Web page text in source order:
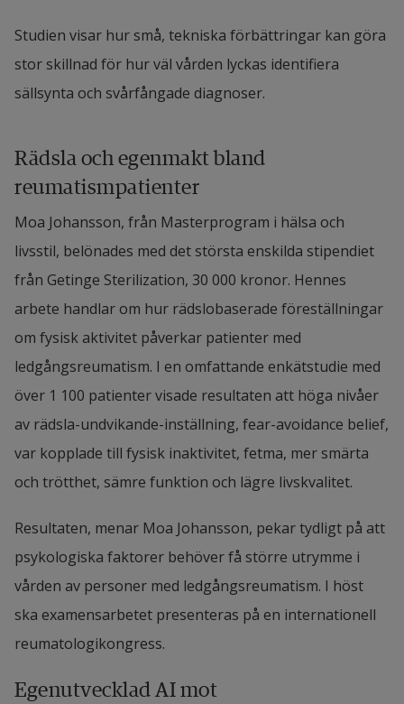
Studien visar hur små, tekniska förbättringar kan göra
stor skillnad för hur väl vården lyckas identifiera
sällsynta och svårfångade diagnoser.
Rädsla och egenmakt bland
reumatismpatienter
Moa Johansson, från Masterprogram i hälsa och
livsstil, belönades med det största enskilda stipendiet
från Getinge Sterilization, 30 000 kronor. Hennes
arbete handlar om hur rädslobaserade föreställningar
om fysisk aktivitet påverkar patienter med
ledgångsreumatism. I en omfattande enkätstudie med
över 1 100 patienter visade resultaten att höga nivåer
av rädsla-undvikande-inställning, fear-avoidance belief,
var kopplade till fysisk inaktivitet, fetma, mer smärta
och trötthet, sämre funktion och lägre livskvalitet.
Resultaten, menar Moa Johansson, pekar tydligt på att
psykologiska faktorer behöver få större utrymme i
vården av personer med ledgångsreumatism. I höst
ska examensarbetet presenteras på en internationell
reumatologikongress.
Egenutvecklad AI mot